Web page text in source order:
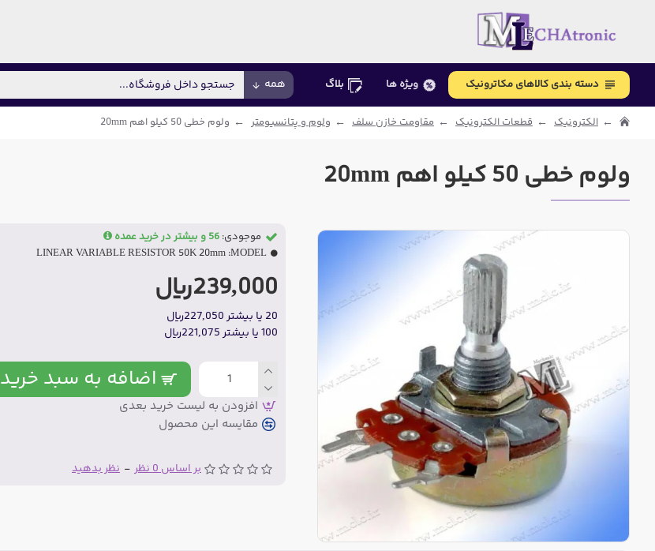
دسته بندی کالاهای مکاترونیک ویژه ها بلاگ همه
الکترونیک قطعات الکترونیک مقاومت خازن سلف ولوم و پتانسیومتر ولوم خطی 50 کیلو اهم 20mm
ولوم خطی 50 کیلو اهم 20mm
بر اساس 0 نظر - نظر بدهید
239,000ریال
20 یا بیشتر 227,050ریال
100 یا بیشتر 221,075ریال
موجودی: 56 و بیشتر در خرید عمده
MODEL:
LINEAR VARIABLE RESISTOR 50K 20mm
اضافه به سبد خرید
افزودن به لیست خرید بعدی
مقایسه این محصول